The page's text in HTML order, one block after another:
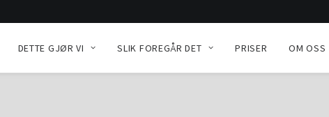
DETTE GJØR VI SLIK FOREGÅR DET PRISER OM OSS